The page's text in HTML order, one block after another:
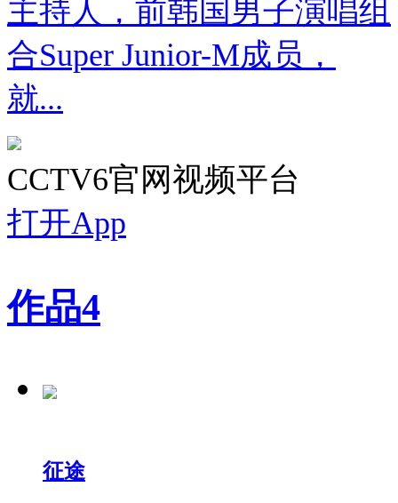
主持人，前韩国男子演唱组
合Super Junior-M成员，
就...
CCTV6官网视频平台
打开App
作品4
征途